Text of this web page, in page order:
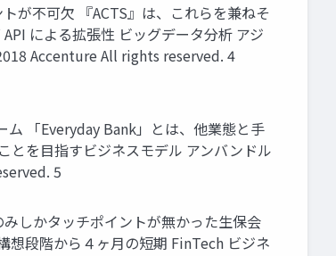
が不可欠 『ACTS』は、これらを兼ねそ
による拡張性 ビッグデータ分析 アジ
Accenture All rights reserved. 4
「Everyday Bank」とは、他業態と手
とを目指すビジネスモデル アンバンドル
5
しかタッチポイントが無かった生保会
想段階から４ヶ月の短期 FinTech ビジネ